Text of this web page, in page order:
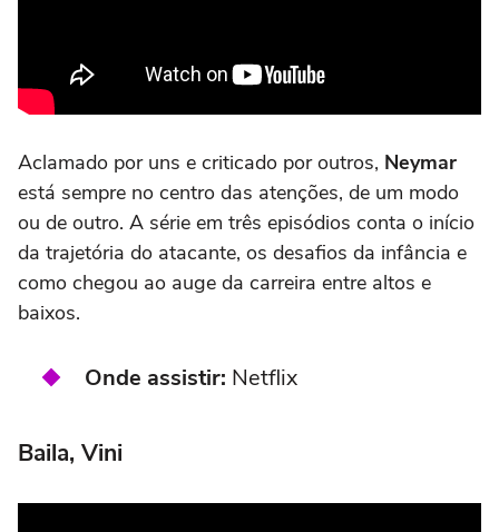
Aclamado por uns e criticado por outros, Neymar
está sempre no centro das atenções, de um modo
ou de outro. A série em três episódios conta o início
da trajetória do atacante, os desafios da infância e
como chegou ao auge da carreira entre altos e
baixos.
Onde assistir: Netflix
Baila, Vini